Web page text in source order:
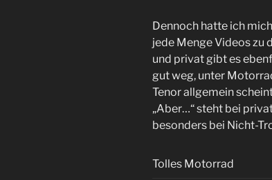
Dennoch hatte ich
jede Menge Videos zu
und privat gibt es
gut weg, unter
Tenor allgemein
„Aber…“ steht bei
besonders bei Nicht-
Tolles Motorrad